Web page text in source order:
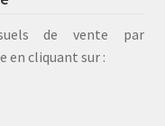
de vente par
en cliquant sur :